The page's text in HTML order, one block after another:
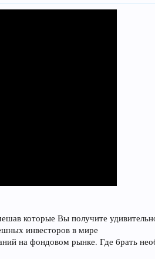
которые Вы получите
инвесторов в мире
на фондовом рынке. Где брать